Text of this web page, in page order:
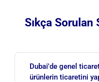
Sıkça Sorulan
Dubai'de genel
ürünlerin ticaretini